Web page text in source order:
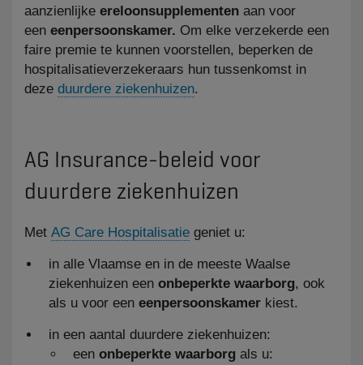
aanzienlijke ereloonsupplementen aan voor
een eenpersoonskamer. Om elke verzekerde een
faire premie te kunnen voorstellen, beperken de
hospitalisatieverzekeraars hun tussenkomst in
deze duurdere ziekenhuizen.
AG Insurance-beleid voor
duurdere ziekenhuizen
​Met AG Care Hospitalisatie geniet u:
in alle Vlaamse en in de meeste Waalse
ziekenhuizen een onbeperkte waarborg, ook
als u voor een eenpersoonskamer kiest.
in een aantal duurdere ziekenhuizen:
een onbeperkte waarborg als u: